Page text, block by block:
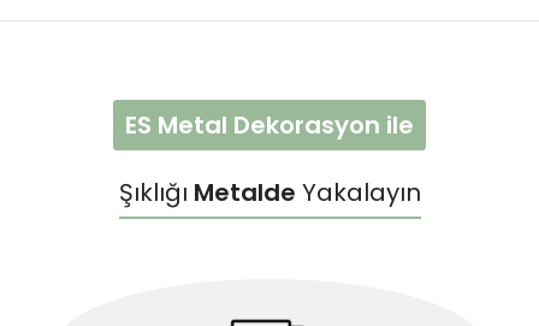
ES Metal Dekorasyon ile
Şıklığı Metalde Yakalayın